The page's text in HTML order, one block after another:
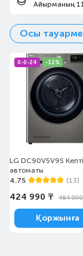
Айырманың
Осы
0-0-24 -12%
LG DC90V5V9S
автоматы
4.75
(13)
424 990 ₸ 484
Қоржынға